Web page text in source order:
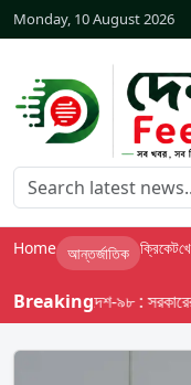
Monday, 10 August 2026
Home আন্তর্জাতিক ক্রিকেট
Breaking
বাসস দেশ-৯৮ : সরকারের